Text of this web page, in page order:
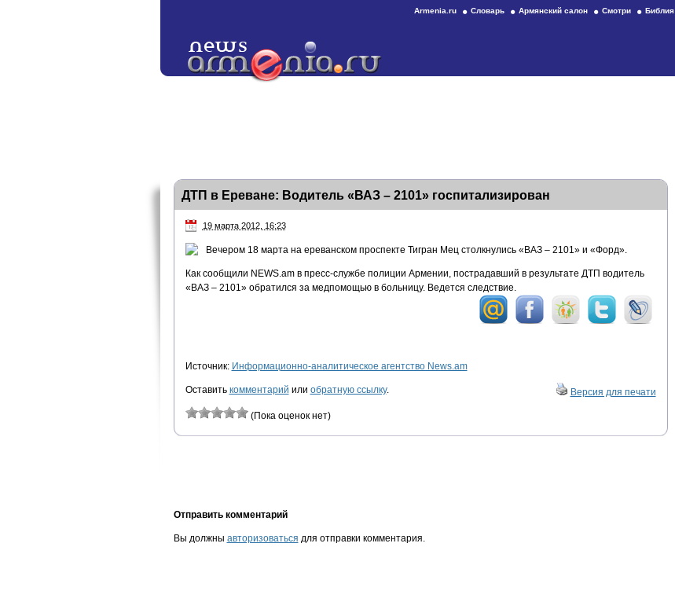
Armenia.ru Словарь Армянский салон Смотри Библия
ДТП в Ереване: Водитель «ВАЗ – 2101» госпитализирован
19 марта 2012, 16:23
Вечером 18 марта на ереванском проспекте Тигран Мец столкнулись «ВАЗ – 2101» и «Форд».
Как сообщили NEWS.am в пресс-службе полиции Армении, пострадавший в результате ДТП водитель
«ВАЗ – 2101» обратился за медпомощью в больницу. Ведется следствие.
Источник: Информационно-аналитическое агентство News.am
Оставить комментарий или обратную ссылку. Версия для печати
(Пока оценок нет)
Отправить комментарий
Вы должны авторизоваться для отправки комментария.